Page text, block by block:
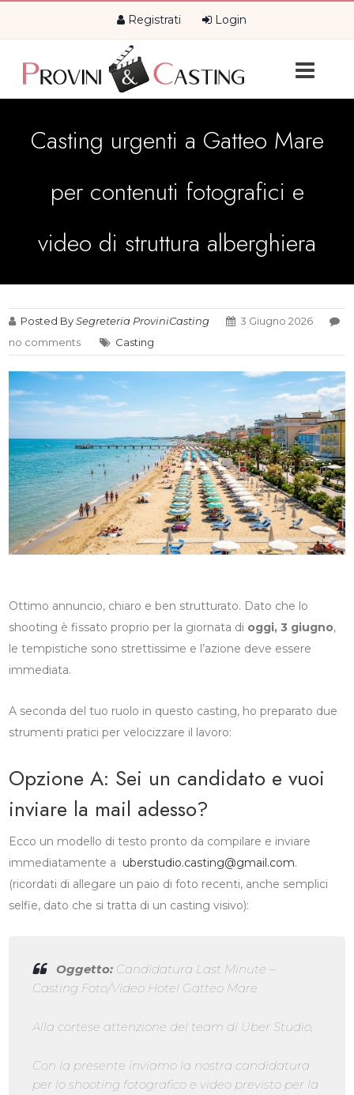
Registrati Login
Casting urgenti a Gatteo Mare
per contenuti fotografici e
video di struttura alberghiera
Posted BySegreteria ProviniCasting
3 Giugno 2026
no comments
Casting
Ottimo annuncio, chiaro e ben strutturato. Dato che lo
shooting è fissato proprio per la giornata di oggi, 3 giugno,
le tempistiche sono strettissime e l’azione deve essere
immediata.
A seconda del tuo ruolo in questo casting, ho preparato due
strumenti pratici per velocizzare il lavoro:
Opzione A: Sei un candidato e vuoi
inviare la mail adesso?
Ecco un modello di testo pronto da compilare e inviare
immediatamente a uberstudio.casting@gmail.com.
(ricordati di allegare un paio di foto recenti, anche semplici
selfie, dato che si tratta di un casting visivo):
Oggetto: Candidatura Last Minute –
Casting Foto/Video Hotel Gatteo Mare
Alla cortese attenzione del team di Uber Studio,
Con la presente inviamo la nostra candidatura
per lo shooting fotografico e video previsto per la